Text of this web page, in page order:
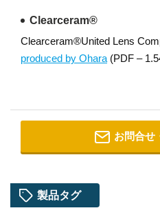
Clearceram®
Clearceram®United Lens
produced by Ohara (PDF –
お問合せ
製品タグ